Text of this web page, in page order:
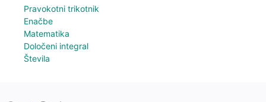
Pravokotni trikotnik
Enačbe
Matematika
Določeni integral
Števila